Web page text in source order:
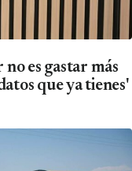
es gastar más
que ya tienes'